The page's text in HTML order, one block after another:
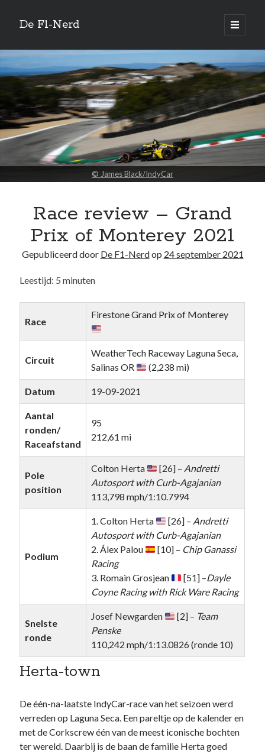
De F1-Nerd
open
primair
Zijbalk
Vertaal site
Quotes
If God had meant for us to walk, why did he give us feet that fit car
pedals?
Zoeken
Het regeldilemma van de Formule 1
Waarom de legaliteit van de McLaren-achtervleugel niet zwart/wit is
Briefje aan Jos – Grand Prix van Bahrein 2024
Boekrecensie: Frank Worrall – Lewis Hamilton
De Formule 1 weigert Andretti enkel uit hebzucht, ondanks de
woordenbrij
Recente reacties
De F1-NerdopHet regeldilemma van de Formule 1
Mark van Dijk
Het regeldilemma van de Formule 1
Katja.schendzielorz@planet.nlopHet regeldilemma van de Formule 1
Briefje aan Jos – Grand Prix van Bahrein 2024 – De F1-Nerd
© James Black/IndyCar
Race review – Grand
Prix of Monterey 2021
Gepubliceerd door De F1-Nerdop 24 september 2021
Leestijd: 5 minuten
Race
Firestone Grand Prix of Monterey
Circuit
WeatherTech Raceway Laguna Seca,
Salinas OR
(2,238 mi)
Datum 19-09-2021
Aantal
ronden/
Raceafstand
95
212,61 mi
Pole
position
Colton Herta [26] – Andretti
Autosport with Curb-Agajanian
113,798 mph/1:10.7994
Podium
1. Colton Herta [26] – Andretti
Autosport with Curb-Agajanian
2. Álex Palou
[10] – Chip Ganassi
Racing
3. Romain Grosjean
[51] –Dayle
Coyne Racing with Rick Ware Racing
Snelste
ronde
Josef Newgarden [2] – Team
Penske
110,242 mph/1:13.0826 (ronde 10)
Herta-town
De één-na-laatste IndyCar-race van het seizoen werd
verreden op Laguna Seca. Een pareltje op de kalender en
met de Corkscrew één van de meest iconische bochten
ter wereld. Daarbij is de baan de familie Herta goed